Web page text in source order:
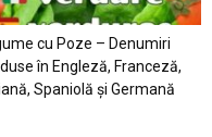
cu Poze – Denumiri
în Engleză, Franceză,
Spaniolă şi Germană